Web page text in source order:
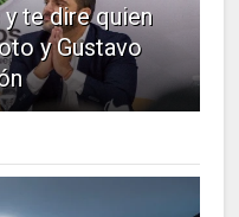
y te dire quien
y Gustavo